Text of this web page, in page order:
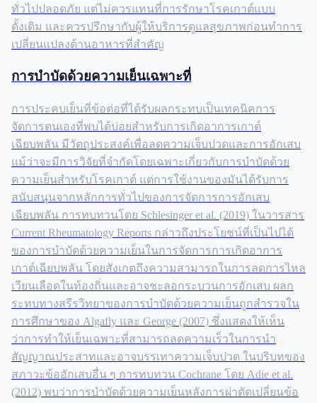
ทั่วไปปลอดภัย แต่ไม่ควรแทนที่การรักษาโรคเกาต์แบบ
ดั้งเดิม และควรปรึกษากับผู้ให้บริการดูแลสุขภาพก่อนทำการ
เปลี่ยนแปลงด้านอาหารที่สำคัญ
การบำบัดด้วยความเย็นเฉพาะที่
การประคบเย็นที่ข้อต่อที่ได้รับผลกระทบเป็นเทคนิคการ
จัดการตนเองที่พบได้บ่อยสำหรับการเกิดอาการเกาต์
เฉียบพลัน มีวัตถุประสงค์เพื่อลดความเจ็บปวดและการอักเสบ
แม้ว่าจะมีการวิจัยที่จำกัดโดยเฉพาะเกี่ยวกับการบำบัดด้วย
ความเย็นสำหรับโรคเกาต์ แต่การใช้งานของมันได้รับการ
สนับสนุนจากหลักการทั่วไปของการจัดการการอักเสบ
เฉียบพลัน การทบทวนโดย Schlesinger et al. (2019) ในวารสาร
Current Rheumatology Reports กล่าวถึงประโยชน์ที่เป็นไปได้
ของการบำบัดด้วยความเย็นในการจัดการการเกิดอาการ
เกาต์เฉียบพลัน โดยสังเกตถึงความสามารถในการลดการไหล
เวียนเลือดในท้องถิ่นและอาจชะลอกระบวนการอักเสบ ผลก
ระทบทางสรีรวิทยาของการบำบัดด้วยความเย็นถูกสำรวจใน
การศึกษาของ Algafly และ George (2007) ซึ่งแสดงให้เห็น
ว่าการทำให้เย็นเฉพาะที่สามารถลดความเร็วในการนำ
สัญญาณประสาทและอาจบรรเทาความเจ็บปวด ในบริบทของ
สภาวะข้ออักเสบอื่น ๆ การทบทวน Cochrane โดย Adie et al.
(2012) พบว่าการบำบัดด้วยความเย็นหลังการผ่าตัดเปลี่ยนข้อ